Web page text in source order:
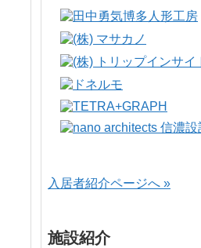
入居者紹介ページへ »
施設紹介